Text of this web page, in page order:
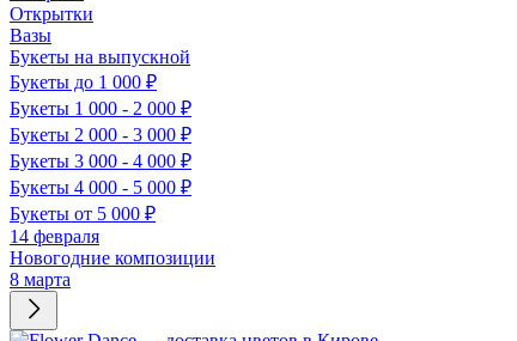
Открытки
Вазы
Букеты на выпускной
Букеты до 1 000 ₽
Букеты 1 000 - 2 000 ₽
Букеты 2 000 - 3 000 ₽
Букеты 3 000 - 4 000 ₽
Букеты 4 000 - 5 000 ₽
Букеты от 5 000 ₽
14 февраля
Новогодние композиции
8 марта